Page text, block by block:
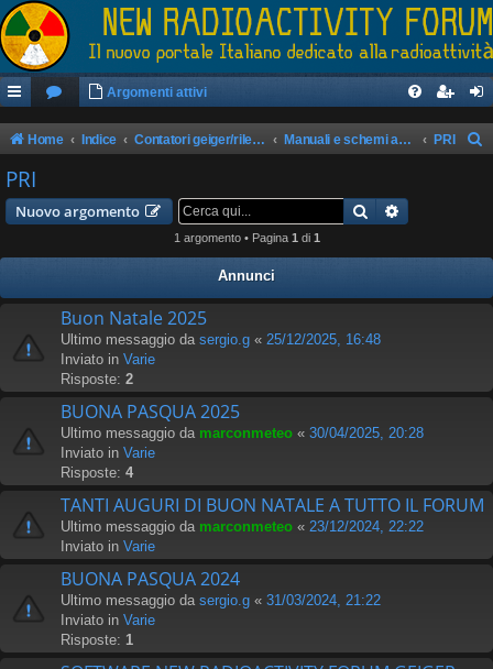
Argomenti attivi
Home Indice Contatori geiger/rilevatori di radioattività Manuali e schemi apparati PRI
PRI
Nuovo argomento Cerca
1 argomento • Pagina 1 di 1
Annunci
Buon Natale 2025
Ultimo messaggio da sergio.g « 25/12/2025, 16:48
Inviato in Varie
Risposte: 2
BUONA PASQUA 2025
Ultimo messaggio da marconmeteo « 30/04/2025, 20:28
Inviato in Varie
Risposte: 4
TANTI AUGURI DI BUON NATALE A TUTTO IL FORUM
Ultimo messaggio da marconmeteo « 23/12/2024, 22:22
Inviato in Varie
BUONA PASQUA 2024
Ultimo messaggio da sergio.g « 31/03/2024, 21:22
Inviato in Varie
Risposte: 1